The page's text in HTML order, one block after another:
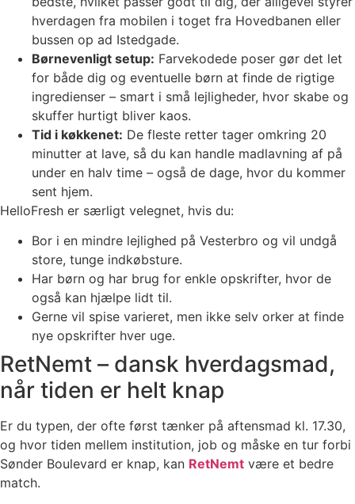
hverdagen fra mobilen i toget fra Hovedbanen eller
bussen op ad Istedgade.
Børnevenligt setup: Farvekodede poser gør det let
for både dig og eventuelle børn at finde de rigtige
ingredienser – smart i små lejligheder, hvor skabe og
skuffer hurtigt bliver kaos.
Tid i køkkenet: De fleste retter tager omkring 20
minutter at lave, så du kan handle madlavning af på
under en halv time – også de dage, hvor du kommer
sent hjem.
HelloFresh er særligt velegnet, hvis du:
Bor i en mindre lejlighed på Vesterbro og vil undgå
store, tunge indkøbsture.
Har børn og har brug for enkle opskrifter, hvor de
også kan hjælpe lidt til.
Gerne vil spise varieret, men ikke selv orker at finde
nye opskrifter hver uge.
RetNemt – dansk hverdagsmad,
når tiden er helt knap
Er du typen, der ofte først tænker på aftensmad kl. 17.30,
og hvor tiden mellem institution, job og måske en tur forbi
Sønder Boulevard er knap, kan RetNemt være et bedre
match.